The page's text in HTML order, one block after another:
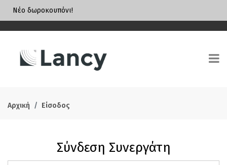
Νέο δωροκουπόνι!
Αρχική Είσοδος
Σύνδεση Συνεργάτη